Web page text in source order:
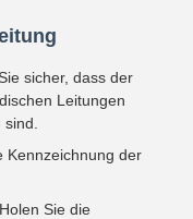
sicher, dass der
Leitungen
Kennzeichnung der
Holen Sie die